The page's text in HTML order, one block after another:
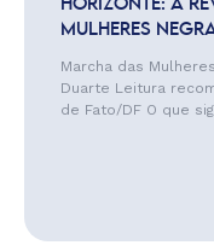
HORIZONTE: A
MULHERES
Marcha das
Duarte Leitura
de Fato/DF O que